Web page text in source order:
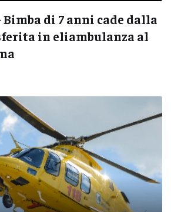
Bimba di 7 anni cade dalla
in eliambulanza al